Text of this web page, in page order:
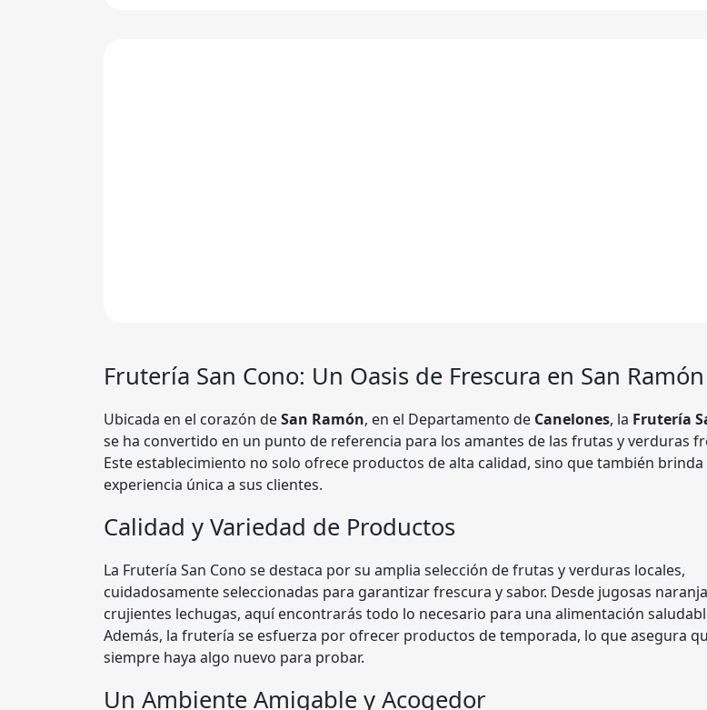
Frutería San Cono: Un Oasis de Frescura en San Ramón
Ubicada en el corazón deSan Ramón, en el Departamento de Canelones, la Frutería
se ha convertido en un punto de referencia para los amantes de las frutas y verduras
Este establecimiento no solo ofrece productos de alta calidad, sino que también brinda
experiencia única a sus clientes.
Calidad y Variedad de Productos
La Frutería San Cono se destaca por su amplia selección de frutas y verduras locales,
cuidadosamente seleccionadas para garantizar frescura y sabor. Desde jugosas
crujientes lechugas, aquí encontrarás todo lo necesario para una alimentación
Además, la frutería se esfuerza por ofrecer productos de temporada, lo que asegura
siempre haya algo nuevo para probar.
Un Ambiente Amigable y Acogedor